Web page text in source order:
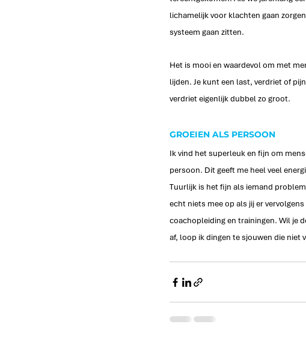
lichamelijk voor klachten gaan
systeem gaan zitten.
Het is mooi en waardevol om met
lijden. Je kunt een last, verdriet of
verdriet eigenlijk dubbel zo groot.
GROEIEN ALS PERSOON
Ik vind het superleuk en fijn om
persoon. Dit geeft me heel veel
Tuurlijk is het fijn als iemand
echt niets mee op als jij er
coachopleiding en trainingen. Wil je
af, loop ik dingen te sjouwen die niet